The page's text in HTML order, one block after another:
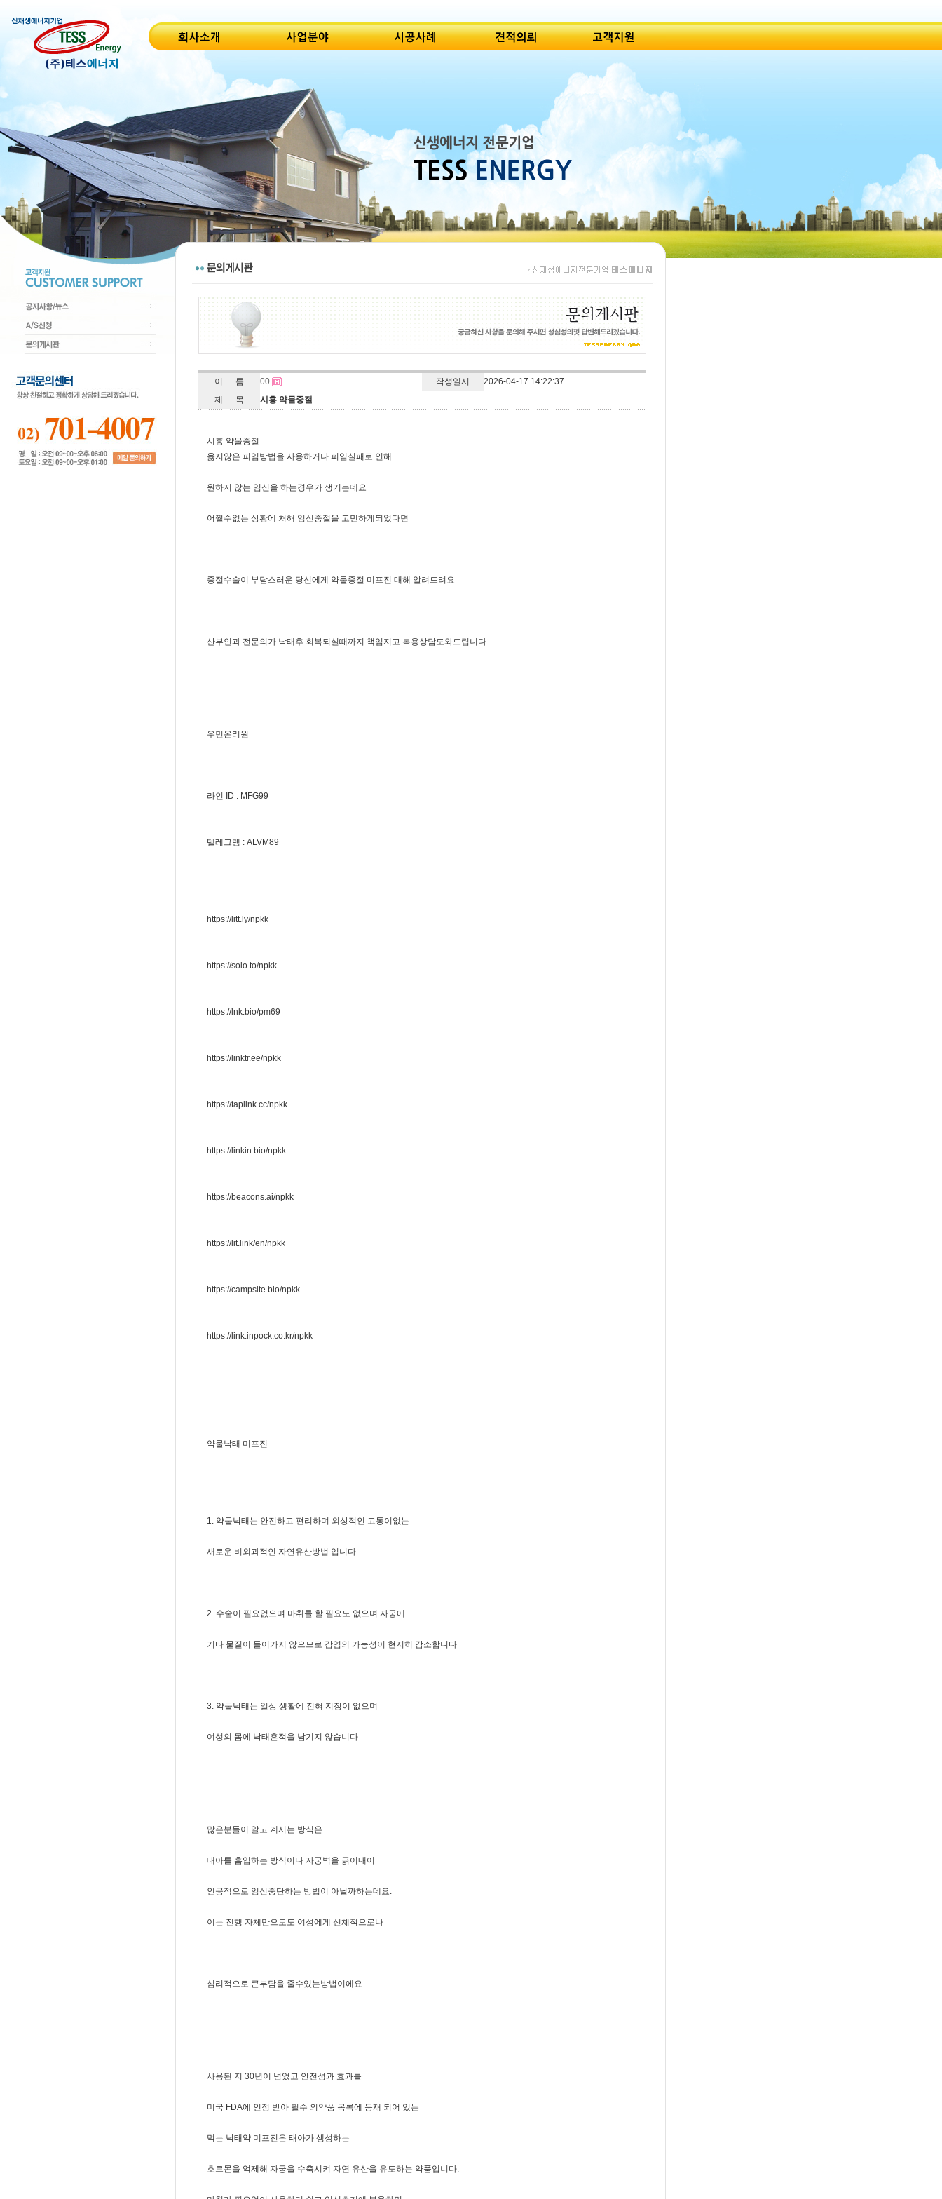
이 름 00 작성일시
2026-04-17 14:22:37
제 목
시흥 약물중절
시흥 약물중절
옳지않은 피임방법을 사용하거나 피임실패로 인해
원하지 않는 임신을 하는경우가 생기는데요
어쩔수없는 상황에 처해 임신중절을 고민하게되었다면
중절수술이 부담스러운 당신에게 약물중절 미프진 대해 알려드려요
산부인과 전문의가 낙태후 회복되실때까지 책임지고 복용상담도와드립니다
우먼온리원
라인 ID : MFG99
텔레그램 : ALVM89
https://litt.ly/npkk
https://solo.to/npkk
https://lnk.bio/pm69
https://linktr.ee/npkk
https://taplink.cc/npkk
https://linkin.bio/npkk
https://beacons.ai/npkk
https://lit.link/en/npkk
https://campsite.bio/npkk
https://link.inpock.co.kr/npkk
약물낙태 미프진
1. 약물낙태는 안전하고 편리하며 외상적인 고통이없는
새로운 비외과적인 자연유산방법 입니다
2. 수술이 필요없으며 마취를 할 필요도 없으며 자궁에
기타 물질이 들어가지 않으므로 감염의 가능성이 현저히 감소합니다
3. 약물낙태는 일상 생활에 전혀 지장이 없으며
여성의 몸에 낙태흔적을 남기지 않습니다
많은분들이 알고 계시는 방식은
태아를 흡입하는 방식이나 자궁벽을 긁어내어
인공적으로 임신중단하는 방법이 아닐까하는데요.
이는 진행 자체만으로도 여성에게 신체적으로나
심리적으로 큰부담을 줄수있는방법이에요
사용된 지 30년이 넘었고 안전성과 효과를
미국 FDA에 인정 받아 필수 의약품 목록에 등재 되어 있는
먹는 낙태약 미프진은 태아가 생성하는
호르몬을 억제해 자궁을 수축시켜 자연 유산을 유도하는 약품입니다.